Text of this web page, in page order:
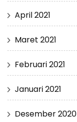
April 2021
Maret 2021
Februari 2021
Januari 2021
Desember 2020